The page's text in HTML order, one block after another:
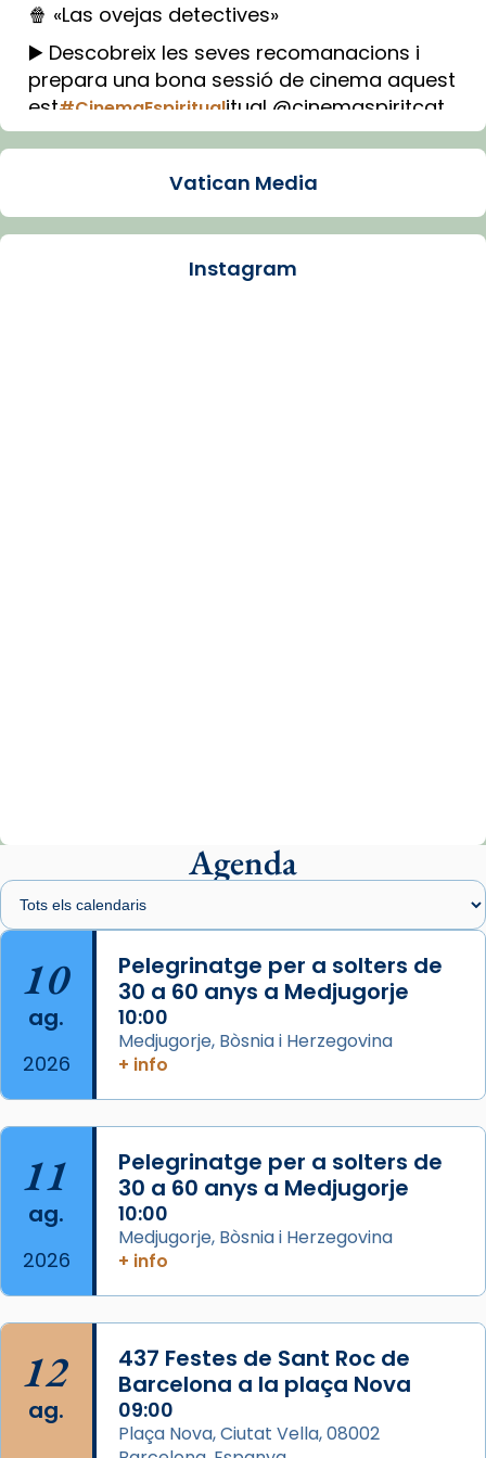
🍿 «Las ovejas detectives»
▶️ Descobreix les seves recomanacions i
prepara una bona sessió de cinema aquest
est#CinemaEspiritualitual @cinemaspiritcat
Imatge: Generada amb IA (OpenAI)
Arquebisbat de Barcelona
presidit aquest 27 de juliol la missa de Les
Santes de Mataró.
🔗
📸 J. Merino
Photo
View on Facebook ·
de Barcelona.
Aquest dilluns, 27 de juliol, ha tingut lloc la
missa d’acció de gràcies en agraïment al
comitè organitzador de la visita apostòlica
del Sant Pare Lleó XIV a Barcelona, i als
col·laboradors, a la Catedral de Barcelona.
L’arquebisbe de Barcelona, el cardenal Joan
Josep Omella, ha presidit la missa i l’ha
concelebrat el bisbe auxiliar de Barcelona,
Mons. David Abadías.
📸 Dr. G. Simón
Vatican Media
Instagram
Agenda
10
ag.
2026
Pelegrinatge per a solters de
30 a 60 anys a Medjugorje
10:00
Medjugorje, Bòsnia i Herzegovina
+ info
11
ag.
2026
Pelegrinatge per a solters de
30 a 60 anys a Medjugorje
10:00
Medjugorje, Bòsnia i Herzegovina
+ info
12
ag.
437 Festes de Sant Roc de
Barcelona a la plaça Nova
09:00
Plaça Nova, Ciutat Vella, 08002